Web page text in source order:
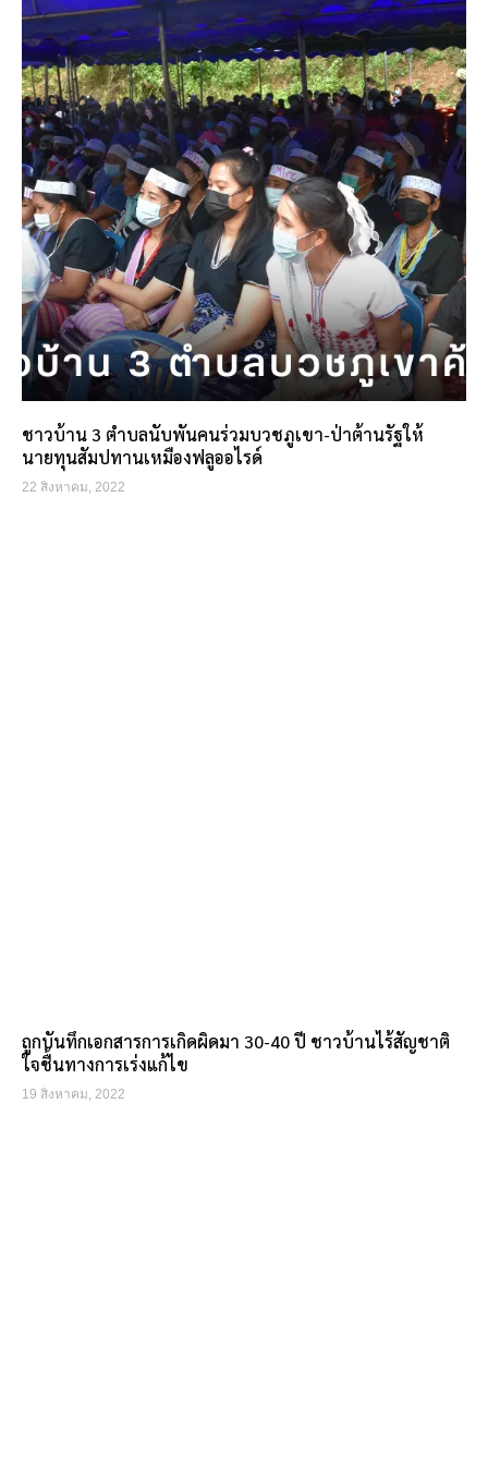
ชาวบ้าน 3 ตำบลนับพันคนร่วมบวชภูเขา-ป่าต้านรัฐให้
นายทุนสัมปทานเหมืองฟลูออไรด์
22 สิงหาคม, 2022
ถูกบันทึกเอกสารการเกิดผิดมา 30-40 ปี ชาวบ้านไร้สัญชาติ
ใจชื้นทางการเร่งแก้ไข
19 สิงหาคม, 2022